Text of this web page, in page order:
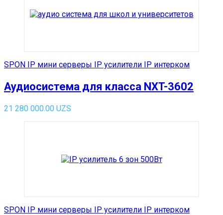
SPON IP мини серверы IP усилители IP интерком
Аудиосистема для класса NXT-3602
21 280 000.00 UZS
SPON IP мини серверы IP усилители IP интерком